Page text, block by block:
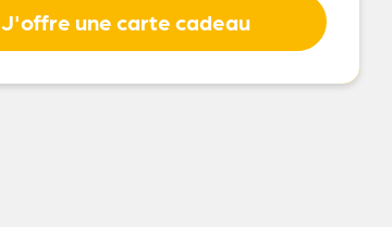
J'offre une carte cadeau